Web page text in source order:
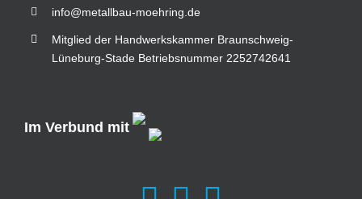
info@metallbau-moehring.de
Mitglied der Handwerkskammer Braunschweig-
Lüneburg-Stade Betriebsnummer 2252742641
Im Verbund mit